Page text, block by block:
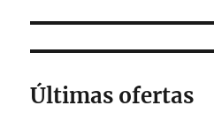
Últimas ofertas